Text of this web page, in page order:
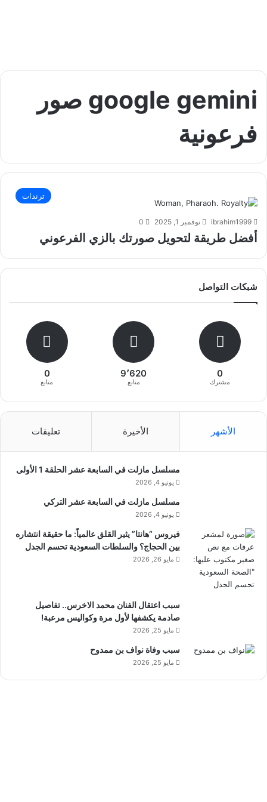
google gemini صور
فرعونية
ترندات
ibrahim1999 نوفمبر 1, 2025 0
أفضل طريقة لتحويل صورتك بالزي الفرعوني
شبكات التواصل
0
مشترك
9٬620
متابع
0
متابع
الأشهر الأخيرة تعليقات
مسلسل مازلت في السابعة عشر الحلقة 1 الأولى
يونيو 4, 2026
مسلسل مازلت في السابعة عشر التركي
يونيو 4, 2026
فيروس “هانتا” يثير القلق عالمياً: ما حقيقة انتشاره
بين الحجاج؟ والسلطات السعودية تحسم الجدل
مايو 26, 2026
سبب اعتقال الفنان محمد الاخرس.. تفاصيل
صادمة يكشفها لأول مرة وكواليس مرعبة!
مايو 25, 2026
سبب وفاة نواف بن ممدوح
مايو 25, 2026